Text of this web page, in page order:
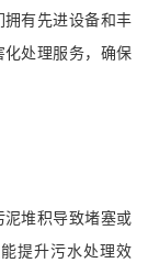
有先进设备和丰
处理服务，确保
堆积导致堵塞或
提升污水处理效